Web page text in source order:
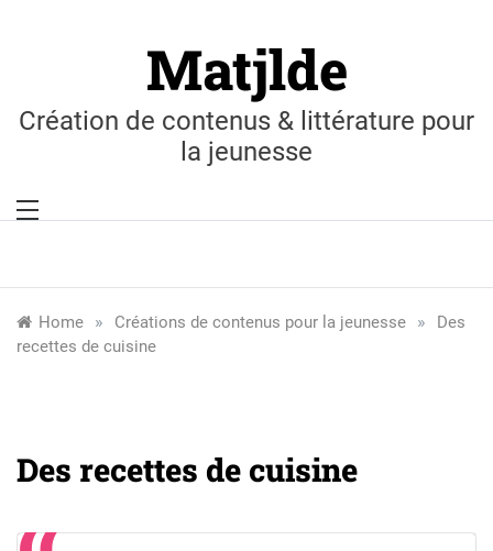
Matjlde
Création de contenus & littérature pour
la jeunesse
Home » Créations de contenus pour la jeunesse »
Des
recettes de cuisine
Des recettes de cuisine